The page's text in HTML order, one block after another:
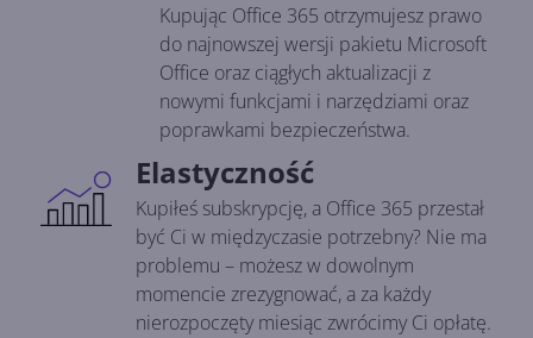
Kupując Office 365 otrzymujesz prawo
do najnowszej wersji pakietu Microsoft
Office oraz ciągłych aktualizacji z
nowymi funkcjami i narzędziami oraz
poprawkami bezpieczeństwa.
Elastyczność
Kupiłeś subskrypcję, a Office 365 przestał
być Ci w międzyczasie potrzebny? Nie ma
problemu – możesz w dowolnym
momencie zrezygnować, a za każdy
nierozpoczęty miesiąc zwrócimy Ci opłatę.